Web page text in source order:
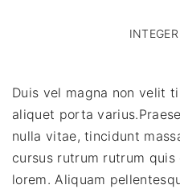
Duis vel magna non velit
aliquet porta
nulla vitae, tincidunt
cursus rutrum rutrum quis
lorem. Aliquam